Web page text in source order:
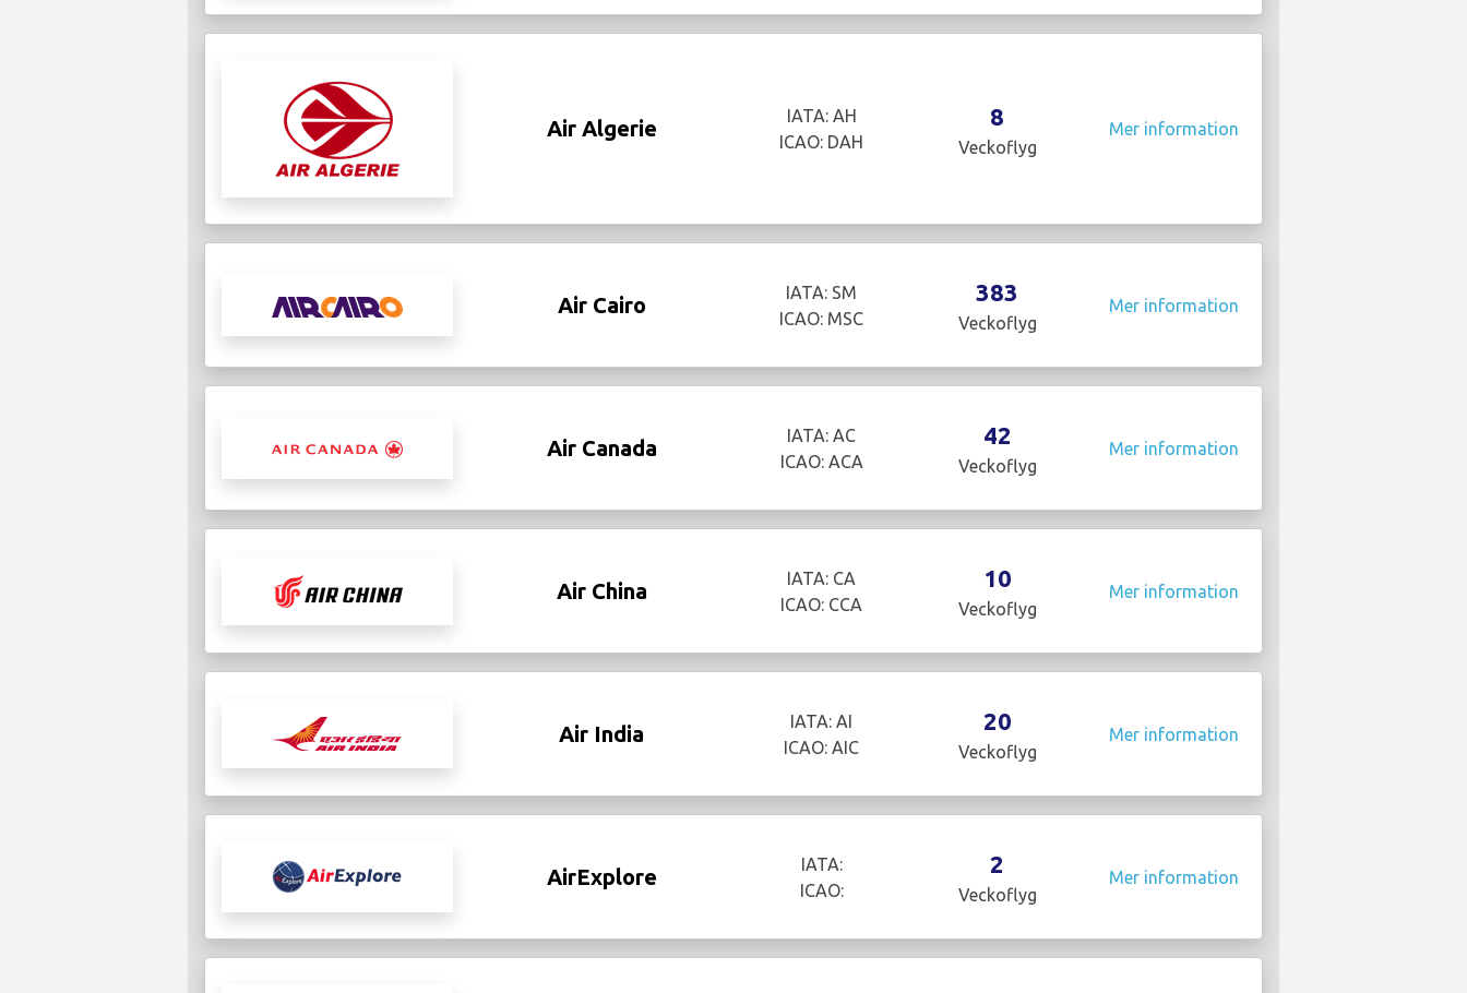
Air Algerie
IATA: AH
ICAO: DAH
8
Veckoflyg
Mer information
Air Cairo
IATA: SM
ICAO: MSC
383
Veckoflyg
Mer information
Air Canada
IATA: AC
ICAO: ACA
42
Veckoflyg
Mer information
Air China
IATA: CA
ICAO: CCA
10
Veckoflyg
Mer information
Air India
IATA: AI
ICAO: AIC
20
Veckoflyg
Mer information
AirExplore
IATA:
ICAO:
2
Veckoflyg
Mer information